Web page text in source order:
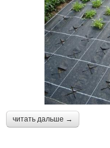
читать дальше →